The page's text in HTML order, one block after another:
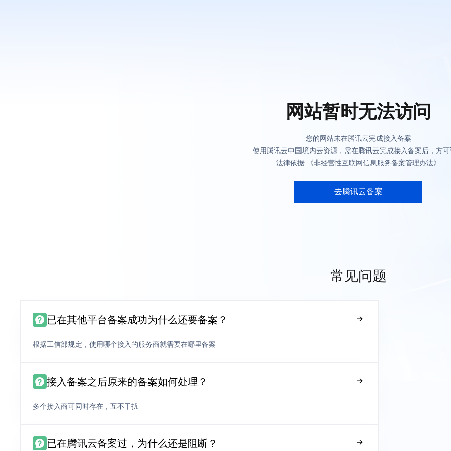
网站暂时无法访问
您的网站未在腾讯云完成接入备案
使用腾讯云中国境内云资源，需在腾讯云完成接入备案后，方
法律依据:《非经营性互联网信息服务备案管理办法》
去腾讯云备案
常见问题
已在其他平台备案成功为什么还要备案？
根据工信部规定，使用哪个接入的服务商就需要在哪里备案
接入备案之后原来的备案如何处理？
多个接入商可同时存在，互不干扰
已在腾讯云备案过，为什么还是阻断？